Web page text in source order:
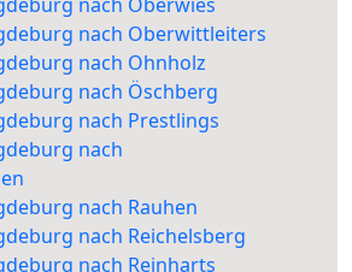
nach Oberwittleiters
nach Ohnholz
nach Öschberg
nach Prestlings
nach
nach Rauhen
nach Reichelsberg
nach Reinharts